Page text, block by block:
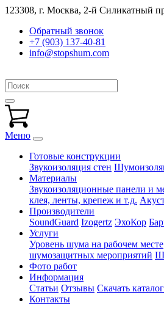
123308, г. Москва, 2-й Силикатный
Обратный звонок
+7 (903) 137-40-81
info@stopshum.com
Меню
Готовые конструкции
Звукоизоляция стен
Материалы
Звукоизоляционные панели и
клея, ленты, крепеж и т.д.
Производители
SoundGuard Izogertz ЭхоКор
Услуги
Уровень шума на рабочем месте
шумозащитных мероприятий
Фото работ
Информация
Статьи Отзывы Скачать каталог
Контакты